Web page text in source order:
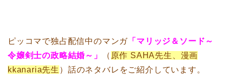
ピッコマで独占配信中のマンガ 「マリッジ＆ソード～
令嬢剣士の政略結婚～」
（ 原作 SAHA先生、漫画
kkanaria先生 ）話のネタバレをご紹介しています。